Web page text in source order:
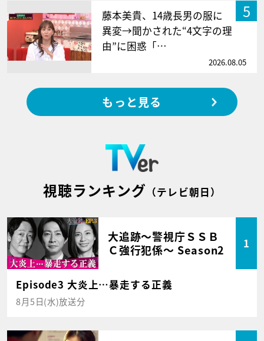
5
藤本美貴、14歳長男の服に
異変→聞かされた“4文字の理
由”に困惑「…
2026.08.05
もっと見る
視聴ランキング （テレビ朝日）
大追跡～警視庁ＳＳＢ
Ｃ強行犯係～ Season2
1
Episode3 大炎上…暴走する正義
8月5日(水)放送分